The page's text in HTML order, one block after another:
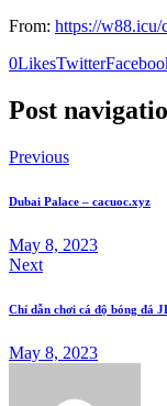
From: https://w88.icu/
0LikesTwitter
Post
Previous
Dubai Palace – cacuoc.xyz
May 8, 2023
Next
Chỉ dẫn chơi cá độ bóng đá
May 8, 2023